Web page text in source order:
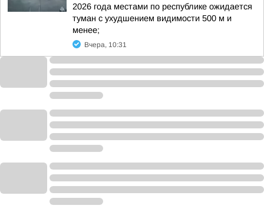
2026 года местами по республике ожидается
туман с ухудшением видимости 500 м и
менее;
Вчера, 10:31